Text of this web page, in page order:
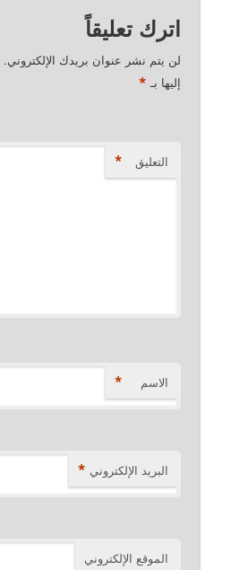
اترك تعليقاً
لن يتم نشر عنوان بريدك الإلكتروني.
إليها بـ *
التعليق *
الاسم *
البريد الإلكتروني *
الموقع الإلكتروني